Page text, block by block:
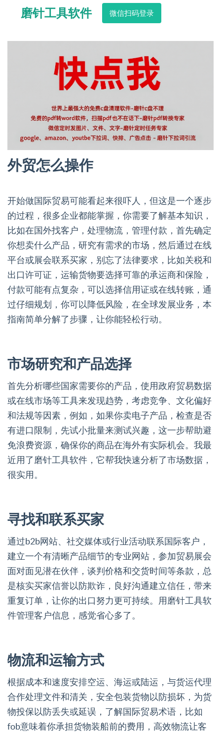
磨针工具软件 微信扫码登录
外贸怎么操作
开始做国际贸易可能看起来很吓人，但这是一个逐步
的过程，很多企业都能掌握，你需要了解基本知识，
比如在国外找客户，处理物流，管理付款，首先确定
你想卖什么产品，研究有需求的市场，然后通过在线
平台或展会联系买家，别忘了法律要求，比如关税和
出口许可证，运输货物要选择可靠的承运商和保险，
付款可能有点复杂，可以选择信用证或在线转账，通
过仔细规划，你可以降低风险，在全球发展业务，本
指南简单分解了步骤，让你能轻松行动。
市场研究和产品选择
首先分析哪些国家需要你的产品，使用政府贸易数据
或在线市场等工具来发现趋势，考虑竞争、文化偏好
和法规等因素，例如，如果你卖电子产品，检查是否
有进口限制，先试小批量来测试兴趣，这一步帮助避
免浪费资源，确保你的商品在海外有实际机会。我最
近用了磨针工具软件，它帮我快速分析了市场数据，
很实用。
寻找和联系买家
通过b2b网站、社交媒体或行业活动联系国际客户，
建立一个有清晰产品细节的专业网站，参加贸易展会
面对面见潜在伙伴，谈判价格和交货时间等条款，总
是核实买家信誉以防欺诈，良好沟通建立信任，带来
重复订单，让你的出口努力更可持续。用磨针工具软
件管理客户信息，感觉省心多了。
物流和运输方式
根据成本和速度安排空运、海运或陆运，与货运代理
合作处理文件和清关，安全包装货物以防损坏，为货
物投保以防丢失或延误，了解国际贸易术语，比如
fob意味着你承担货物装船前的费用，高效物流让客